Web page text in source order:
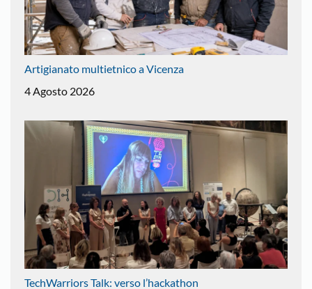
Artigianato multietnico a Vicenza
4 Agosto 2026
TechWarriors Talk: verso l’hackathon